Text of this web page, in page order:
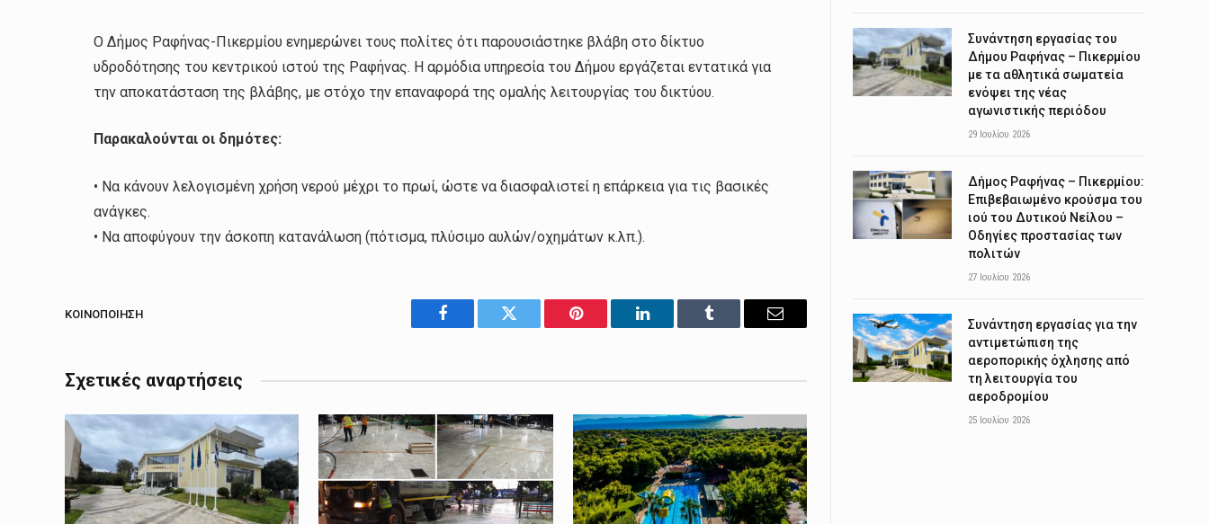
Ο Δήμος Ραφήνας-Πικερμίου ενημερώνει τους πολίτες ότι παρουσιάστηκε βλάβη στο δίκτυο
υδροδότησης του κεντρικού ιστού της Ραφήνας. Η αρμόδια υπηρεσία του Δήμου εργάζεται εντατικά για
την αποκατάσταση της βλάβης, με στόχο την επαναφορά της ομαλής λειτουργίας του δικτύου.
Παρακαλούνται οι δημότες:
• Να κάνουν λελογισμένη χρήση νερού μέχρι το πρωί, ώστε να διασφαλιστεί η επάρκεια για τις βασικές
ανάγκες.
• Να αποφύγουν την άσκοπη κατανάλωση (πότισμα, πλύσιμο αυλών/οχημάτων κ.λπ.).
ΚΟΙΝΟΠΟΊΗΣΗ
Facebook Twitter Pinterest LinkedIn Tumblr Email
Σχετικές αναρτήσεις
Συνάντηση εργασίας του
Δήμου Ραφήνας – Πικερμίου
με τα αθλητικά σωματεία
ενόψει της νέας
αγωνιστικής περιόδου
29 Ιουλίου 2026
Δήμος Ραφήνας – Πικερμίου:
Επιβεβαιωμένο κρούσμα του
ιού του Δυτικού Νείλου –
Οδηγίες προστασίας των
πολιτών
27 Ιουλίου 2026
Συνάντηση εργασίας για την
αντιμετώπιση της
αεροπορικής όχλησης από
τη λειτουργία του
αεροδρομίου
25 Ιουλίου 2026